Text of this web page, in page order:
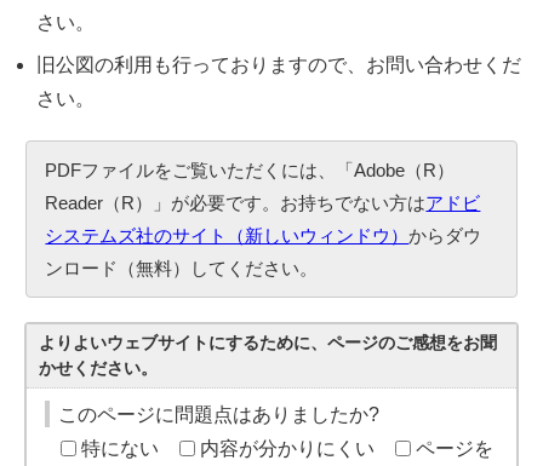
さい。
旧公図の利用も行っておりますので、お問い合わせくだ
さい。
PDFファイルをご覧いただくには、「Adobe（R）
Reader（R）」が必要です。お持ちでない方はアドビ
システムズ社のサイト（新しいウィンドウ）からダウ
ンロード（無料）してください。
よりよいウェブサイトにするために、ページのご感想をお聞
かせください。
このページに問題点はありましたか?
特にない
内容が分かりにくい
ページを